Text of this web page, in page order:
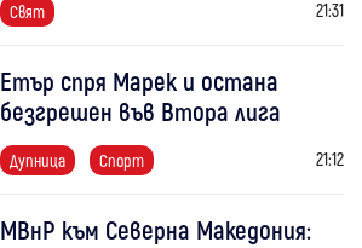
Свят 21:31
Етър спря Марек и остана
безгрешен във Втора лига
Дупница Спорт 21:12
МВнР към Северна Македония: